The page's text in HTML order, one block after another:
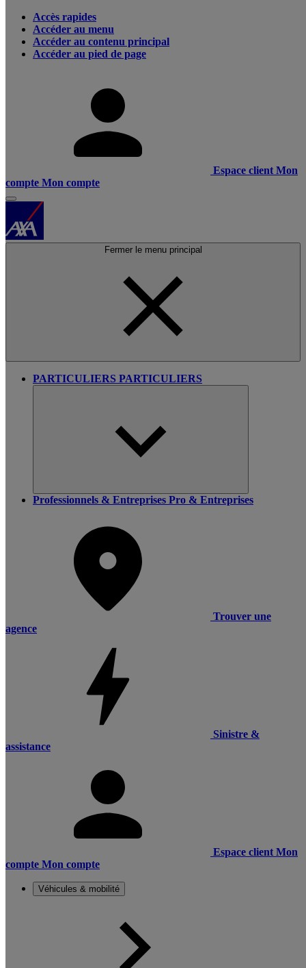
Accès rapides
Accéder au menu
Accéder au contenu principal
Accéder au pied de page
Espace client Mon
compte Mon compte
Fermer le menu principal
PARTICULIERS PARTICULIERS
Professionnels & Entreprises Pro & Entreprises
Trouver une
agence
Sinistre &
assistance
Espace client Mon
compte Mon compte
Véhicules & mobilité